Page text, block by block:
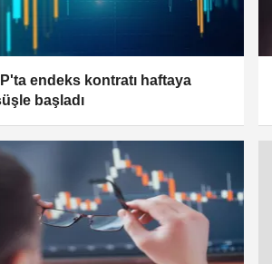
endeks kontratı haftaya
başladı